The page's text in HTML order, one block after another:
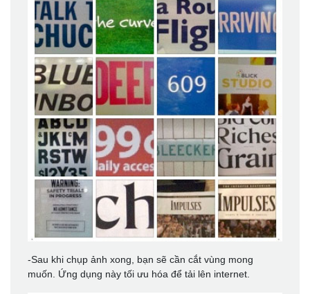
-Sau khi chụp ảnh xong, bạn sẽ cần cắt vùng mong
muốn. Ứng dụng này tối ưu hóa để tải lên internet.